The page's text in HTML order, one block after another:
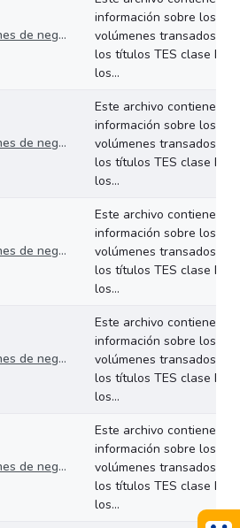
Volúmenes de negociación del 16 al 20 de febrero de 2026
información sobre los
volúmenes transados de
los títulos TES clase B en
los...
Volúmenes de negociación del 09 al 13 de febrero de 2026
Este archivo contiene
información sobre los
volúmenes transados de
los títulos TES clase B en
los...
Volúmenes de negociación del 02 al 06 de febrero de 2026
Este archivo contiene
información sobre los
volúmenes transados de
los títulos TES clase B en
los...
Volúmenes de negociación del 26 al 30 de enero de 2026
Este archivo contiene
información sobre los
volúmenes transados de
los títulos TES clase B en
los...
Volúmenes de negociación del 19 al 23 de enero de 2026
Este archivo contiene
información sobre los
volúmenes transados de
los títulos TES clase B en
los...